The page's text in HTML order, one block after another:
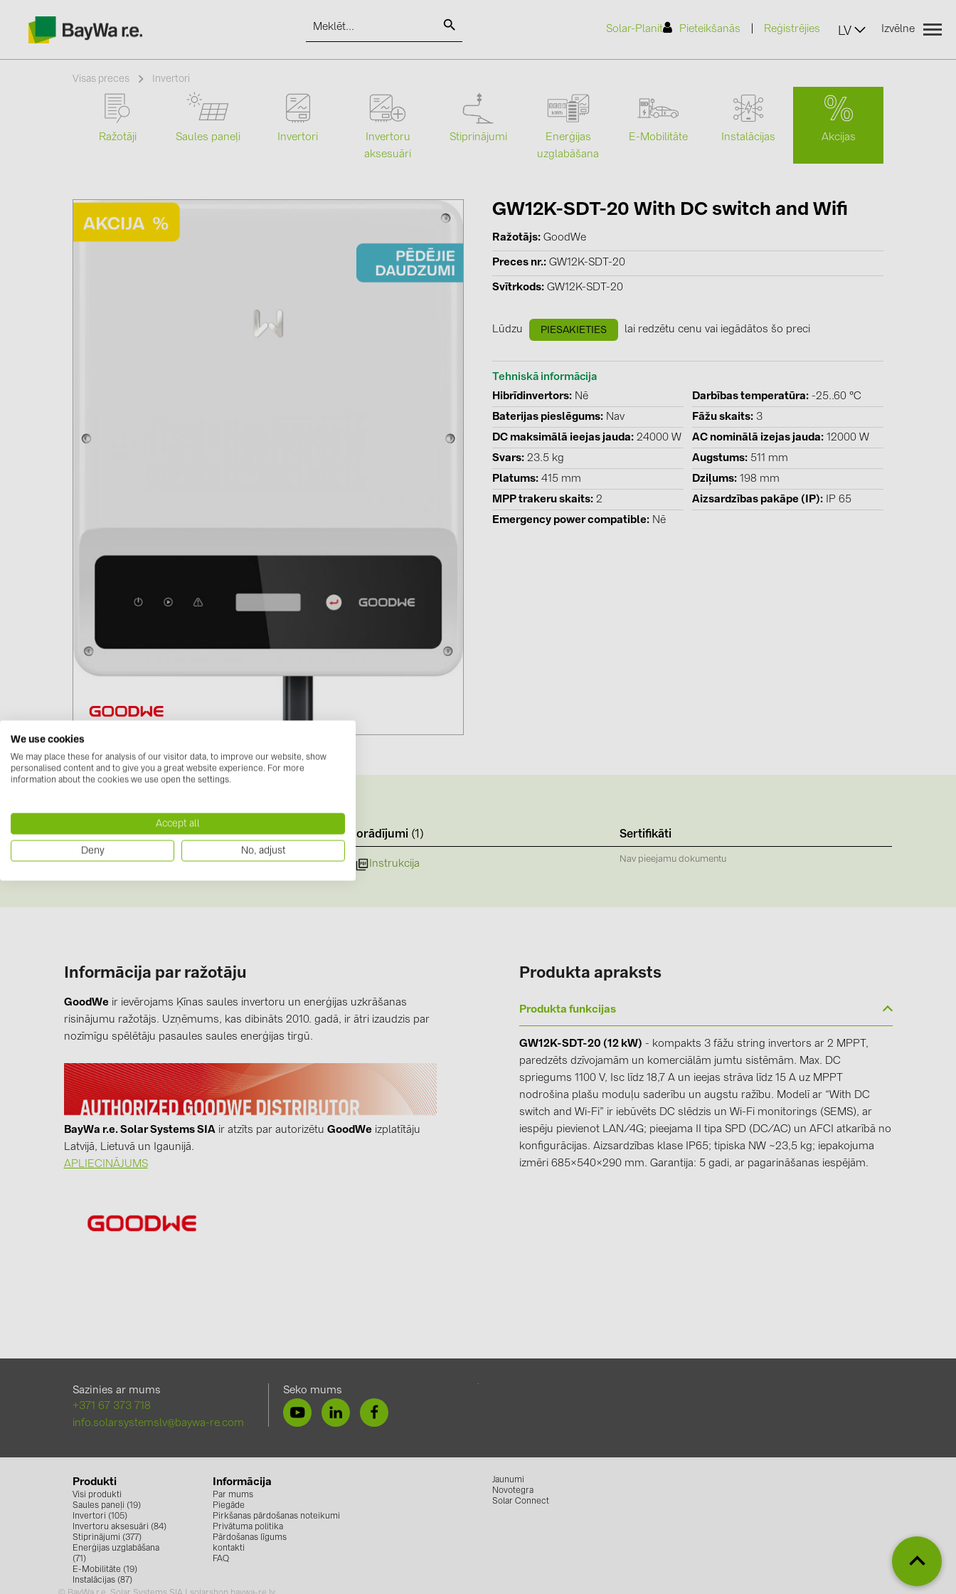
Solar-Planit Pieteikšanās Reģistrējies LV Izvēlne
Produkti
Kategorijas
Saules paneļi (19)
E-Mobilitāte (19)
Instalācijas (87)
Ražotāji
ABB (21)
BAKS (51)
BUDMAT (6)
EVOPIPES (7)
FRONIUS (42)
GoodWe (41)
JAsolar (6)
JINKO (1)
LEADER (6)
NOVOTEGRA (315)
PROJOY (3)
PRYSMIAN DRAKA (18)
Visas preces Invertori
Ražotāji Saules paneļi Invertori
Invertoru
aksesuāri
Stiprinājumi
Enerģijas
uzglabāšana
E-Mobilitāte Instalācijas Akcijas
GW12K-SDT-20 With DC switch and Wifi
Ražotājs GoodWe
Preces nr. GW12K-SDT-20
Svītrkods GW12K-SDT-20
Lūdzu PIESAKIETIES lai redzētu cenu vai iegādātos šo preci
Tehniskā informācija
Hibrīdinvertors Nē Darbības temperatūra -25..60 °C
Baterijas pieslēgums Nav Fāžu skaits 3
DC maksimālā ieejas jauda 24000 W AC nominālā izejas jauda 12000 W
Svars 23.5 kg Augstums 511 mm
Platums 415 mm Dziļums 198 mm
MPP trakeru skaits 2 Aizsardzības pakāpe (IP)
IP 65
Emergency power compatible
Nē
Lejupielādes
Datu lapas(1)
Datu lapa
Norādījumi (1)
Instrukcija
Sertifikāti
Nav pieejamu dokumentu
Informācija par ražotāju
GoodWe ir ievērojams Ķīnas saules invertoru un enerģijas uzkrāšanas
risinājumu ražotājs. Uzņēmums, kas dibināts 2010. gadā, ir ātri izaudzis par
nozīmīgu spēlētāju pasaules saules enerģijas tirgū.
BayWa r.e. Solar Systems SIAir atzīts par autorizētu GoodWe izplatītāju
Latvijā, Lietuvā un Igaunijā.
APLIECINĀJUMS
Produkta apraksts
Produkta funkcijas
GW12K-SDT-20 (12 kW) - kompakts 3 fāžu string invertors ar 2 MPPT,
paredzēts dzīvojamām un komerciālām jumtu sistēmām. Max. DC
spriegums 1100 V, Isc līdz 18,7 A un ieejas strāva līdz 15 A uz MPPT
nodrošina plašu moduļu saderību un augstu ražību. Modelī ar “With DC
switch and Wi-Fi” ir iebūvēts DC slēdzis un Wi-Fi monitorings (SEMS), ar
iespēju pievienot LAN/4G; pieejama II tipa SPD (DC/AC) un AFCI atkarībā no
konfigurācijas. Aizsardzības klase IP65; tipiska NW ~23,5 kg; iepakojuma
izmēri 685×540×290 mm. Garantija: 5 gadi, ar pagarināšanas iespējām.
Sazinies ar mums
+371 67 373 718
info.solarsystemslv@baywa-re.com
Seko mums
Produkti
Visi produkti
Saules paneļi (19)
Invertori (105)
Invertoru aksesuāri (84)
Stiprinājumi (377)
Enerģijas uzglabāšana
(71)
E-Mobilitāte (19)
Instalācijas (87)
Informācija
Par mums
Piegāde
Pirkšanas pārdošanas noteikumi
Privātuma politika
Pārdošanas līgums
kontakti
FAQ
Jaunumi
Novotegra
Solar Connect
We use cookies
We may place these for analysis of our visitor data, to improve our website, show
personalised content and to give you a great website experience. For more
information about the cookies we use open the settings.
Accept all
Deny No, adjust